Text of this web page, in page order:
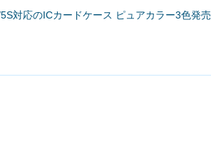
対応のICカードケース ピュアカラー3色発売